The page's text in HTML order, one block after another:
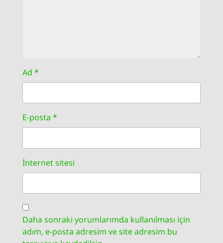
Ad *
E-posta *
İnternet sitesi
Daha sonraki yorumlarımda kullanılması için
adım, e-posta adresim ve site adresim bu